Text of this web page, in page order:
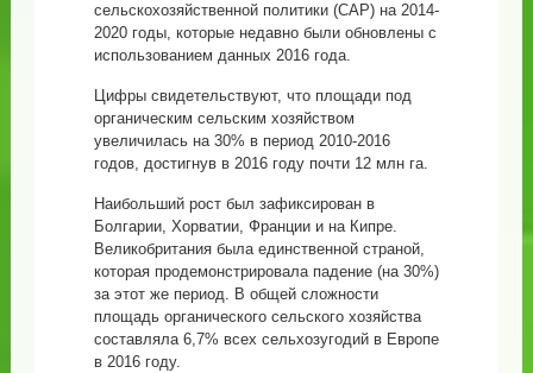
сельскохозяйственной политики (CAP) на 2014-
2020 годы, которые недавно были обновлены с
использованием данных 2016 года.
Цифры свидетельствуют, что площади под
органическим сельским хозяйством
увеличилась на 30% в период 2010-2016
годов, достигнув в 2016 году почти 12 млн га.
Наибольший рост был зафиксирован в
Болгарии, Хорватии, Франции и на Кипре.
Великобритания была единственной страной,
которая продемонстрировала падение (на 30%)
за этот же период. В общей сложности
площадь органического сельского хозяйства
составляла 6,7% всех сельхозугодий в Европе
в 2016 году.